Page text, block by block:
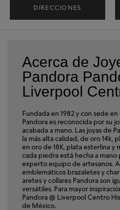
DIRECCIONES
Acerca de
Pandora
Liverpool
Fundada en 1982 y con sede
Pandora es reconocida por su
acabada a mano. Las joyas de
la más alta calidad, de oro 14k,
en oro de 18K, plata esterlina y
cada piedra está hecha a
experto equipo de artesanos.
emblemáticos brazaletes y
aretes y collares Pandora son
versátiles. Para mayor
Pandora @ Liverpool Centro
de México.